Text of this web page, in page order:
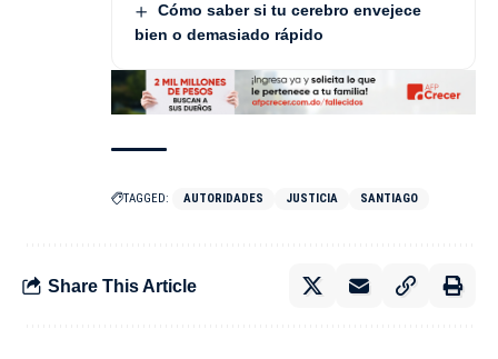
Cómo saber si tu cerebro envejece
bien o demasiado rápido
TAGGED: AUTORIDADES JUSTICIA SANTIAGO
Share This Article